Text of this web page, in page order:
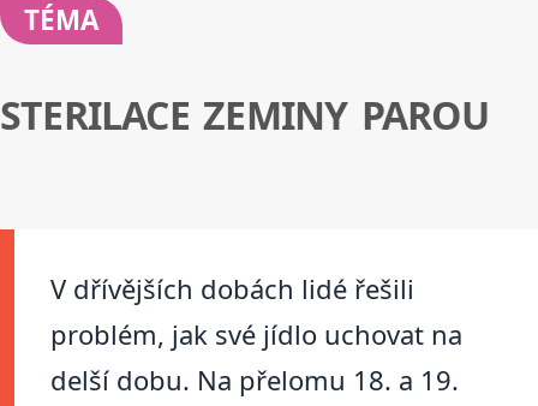
TÉMA
STERILACE ZEMINY PAROU
V dřívějších dobách lidé řešili
problém, jak své jídlo uchovat na
delší dobu. Na přelomu 18. a 19.